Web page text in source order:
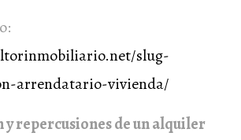
slug-
arrendatario-vivienda/
repercusiones de un alquiler